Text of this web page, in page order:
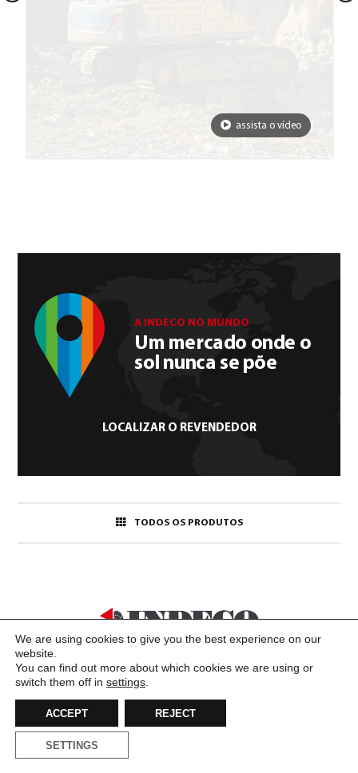
assista o vídeo
A INDECO NO MUNDO
Um mercado onde o
sol nunca se põe
LOCALIZAR O REVENDEDOR
TODOS OS PRODUTOS
INDECO IND S.p.A.
Italy 70132 Bari ZI V.le G. Lindemann 10 – T +39 080 531 33 70 – F +39 080 537
79 76 – Einfo@indeco.it
VAT No. / Tax ID 05949910722 – Capital stock € 5.200.000,00 (fully paid) | Bari
We are using cookies to give you the best experience on our
website.
You can find out more about which cookies we are using or
switch them off in settings
ACCEPT REJECT
SETTINGS